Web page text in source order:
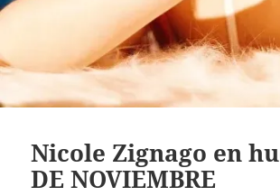
Nicole Zignago en
DE NOVIEMBRE